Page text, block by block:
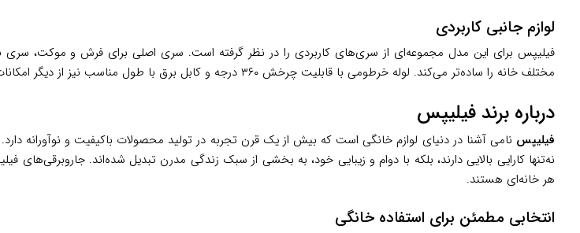
لوازم جانبی کاربردی
فیلیپس برای این مدل مجموعه‌ای از سری‌های کاربردی را در نظر گرفته است. سری اصلی برای فرش و موکت،
مختلف خانه را ساده‌تر می‌کند. لوله خرطومی با قابلیت چرخش ۳۶۰ درجه و کابل برق با طول مناسب نیز از دیگر امکانات کاربردی این مدل هستند.
درباره برند فیلیپس
فیلیپس نامی آشنا در دنیای لوازم خانگی است که بیش از یک قرن تجربه در تولید محصولات باکیفیت و نوآورانه
هر خانه‌ای هستند.
انتخابی مطمئن برای استفاده خانگی